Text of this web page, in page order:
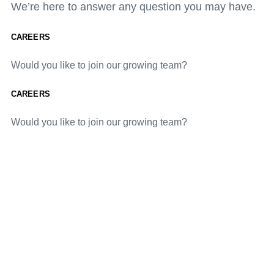
We’re here to answer any question you may have.
CAREERS
Would you like to join our growing team?
CAREERS
Would you like to join our growing team?